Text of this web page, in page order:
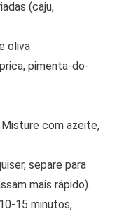
(caju,
oliva
pimenta-do-
com azeite,
separe para
mais rápido).
15 minutos,